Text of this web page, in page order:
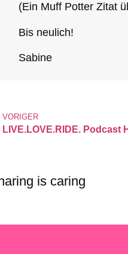
(Ein Muff Potter Zitat
Bis neulich!
Sabine
VORIGER
LIVE.LOVE.RIDE. Podcast
is caring